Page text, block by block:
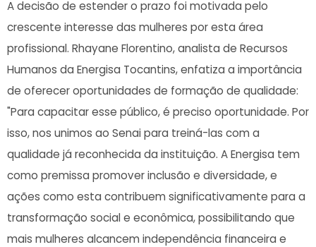
A decisão de estender o prazo foi motivada pelo
crescente interesse das mulheres por esta área
profissional. Rhayane Florentino, analista de Recursos
Humanos da Energisa Tocantins, enfatiza a importância
de oferecer oportunidades de formação de qualidade:
"Para capacitar esse público, é preciso oportunidade. Por
isso, nos unimos ao Senai para treiná-las com a
qualidade já reconhecida da instituição. A Energisa tem
como premissa promover inclusão e diversidade, e
ações como esta contribuem significativamente para a
transformação social e econômica, possibilitando que
mais mulheres alcancem independência financeira e